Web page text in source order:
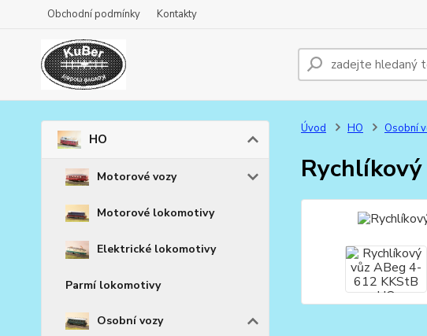
Obchodní podmínky Kontakty
HO
Motorové vozy
Motorové lokomotivy
Elektrické lokomotivy
Parmí lokomotivy
Osobní vozy
Úvod HO Osobní